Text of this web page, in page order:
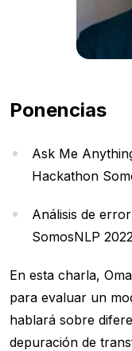
Ponencias
Ask Me
Hackathon
Análisis de
SomosNLP
En esta charla,
para evaluar un
hablará sobre
depuración de